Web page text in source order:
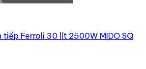
tiếp Ferroli 30 lít 2500W MIDO SQ